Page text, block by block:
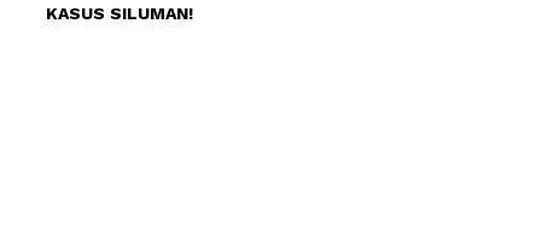
KASUS SILUMAN!